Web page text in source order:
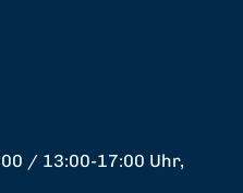
/ 13:00-17:00 Uhr,